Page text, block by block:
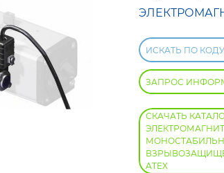
ИСКАТЬ ПО КОДУ
ЗАПРОС
СКАЧАТЬ
ATEX